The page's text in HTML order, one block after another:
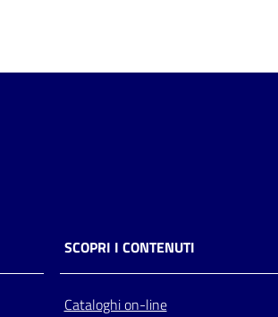
SCOPRI I CONTENUTI
Cataloghi on-line